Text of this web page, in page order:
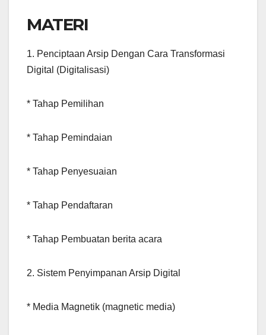
MATERI
1. Penciptaan Arsip Dengan Cara Transformasi
Digital (Digitalisasi)
* Tahap Pemilihan
* Tahap Pemindaian
* Tahap Penyesuaian
* Tahap Pendaftaran
* Tahap Pembuatan berita acara
2. Sistem Penyimpanan Arsip Digital
* Media Magnetik (magnetic media)